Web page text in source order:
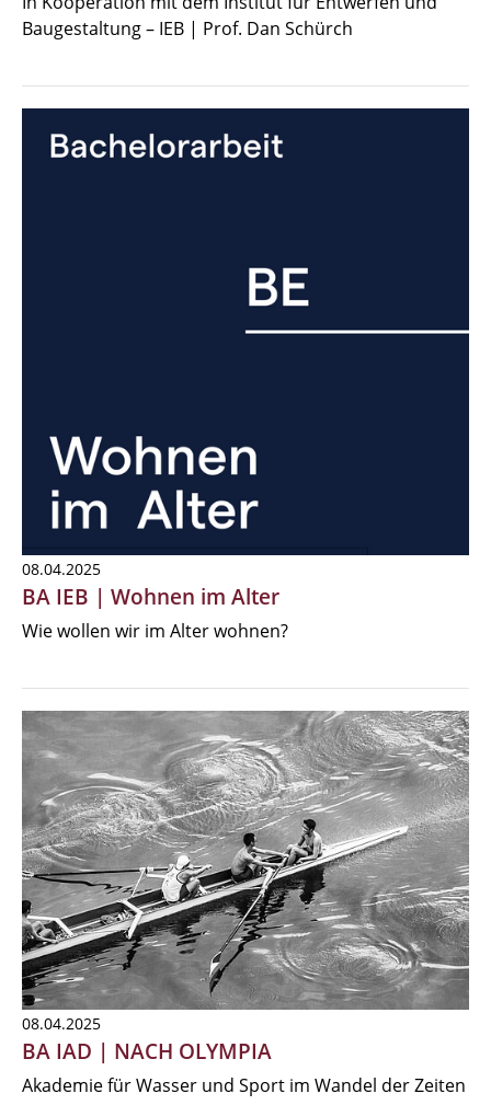
Baugestaltung – IEB | Prof. Dan Schürch
08.04.2025
BA IEB | Wohnen im Alter
Wie wollen wir im Alter wohnen?
08.04.2025
BA IAD | NACH OLYMPIA
Akademie für Wasser und Sport im Wandel der Zeiten